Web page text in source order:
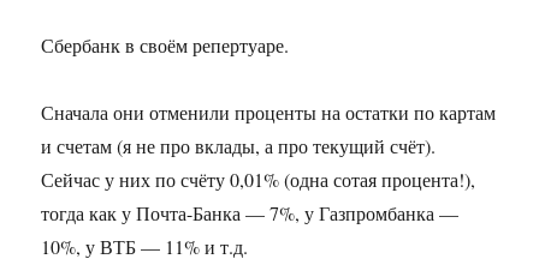
Сбербанк в своём репертуаре.
Сначала они отменили проценты на остатки по картам
и счетам (я не про вклады, а про текущий счёт).
Сейчас у них по счёту 0,01% (одна сотая процента!),
тогда как у Почта-Банка — 7%, у Газпромбанка —
10%, у ВТБ — 11% и т.д.